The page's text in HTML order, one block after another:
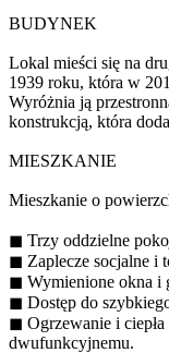
BUDYNEK
Lokal mieści się na
1939 roku, która w
Wyróżnia ją
konstrukcją, która
MIESZKANIE
Mieszkanie o
◼ Trzy oddzielne
◼ Zaplecze socjalne i
◼ Wymienione okna i
◼ Dostęp do
◼ Ogrzewanie i
dwufunkcyjnemu.